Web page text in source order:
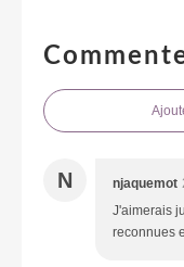
N njaquemot
J'aimerais
reconnues